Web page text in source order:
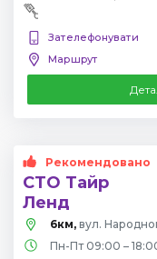
Зателефонувати
Маршрут
Рекомендовано
СТО Тайр
Ленд
6км, вул.
Пн-Пт 09:00 –